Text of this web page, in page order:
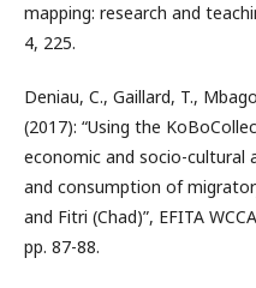
mapping: research and
4, 225.
Deniau, C., Gaillard, T.,
(2017): “Using the
economic and socio-cultural
and consumption of
and Fitri (Chad)”, EFITA
pp. 87-88.